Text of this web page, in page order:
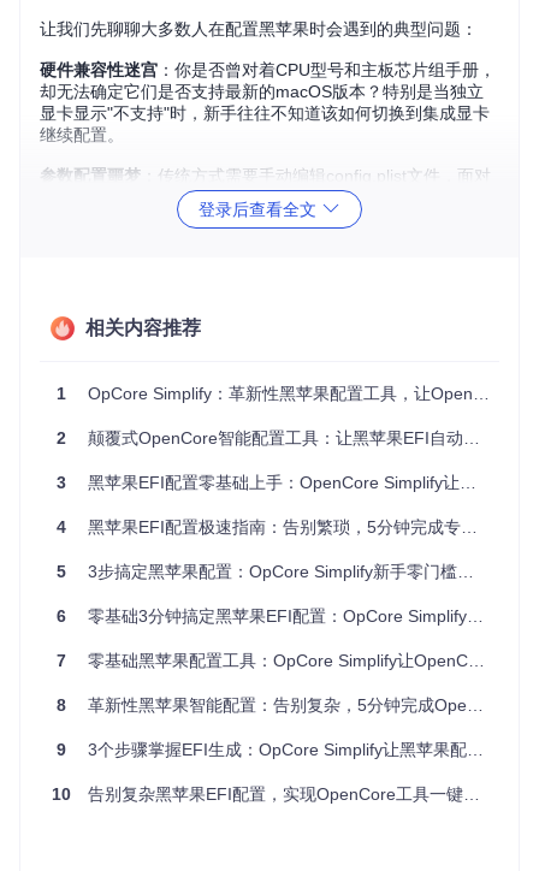
让我们先聊聊大多数人在配置黑苹果时会遇到的典型问题：
硬件兼容性迷宫 ：你是否曾对着CPU型号和主板芯片组手册，
却无法确定它们是否支持最新的macOS版本？特别是当独立
显卡显示"不支持"时，新手往往不知道该如何切换到集成显卡
继续配置。
参数配置噩梦 ：传统方式需要手动编辑config.plist文件，面对
数百个参数项，即使是资深用户也难免出错。一个错误的ACPI
补丁设置，就可能导致系统卡在启动界面。
匹配。
间反复调试仍无法获得稳定系统。
二、方案解析：4步完成黑苹果EFI自动化生成
OpCore Simplify将复杂的OpenCore配置流程拆解为四个清晰
控且可预测。
2.1 生成硬件报告：3步完成硬件适配检测
配置黑苹果的第一步是让系统了解你的硬件情况。OpCore Si
mplify提供了简单的硬件报告生成功能：
✓操作流程：
点击"Export Hardware Report"按钮生成报告
确认报告生成成功（绿色对勾提示）
登录后查看全文
相关内容推荐
1 OpCore Simplify：革新性黑苹果配置工具，让OpenCore EFI创建智能化与轻松化
2 颠覆式OpenCore智能配置工具：让黑苹果EFI自动生成不再是难题
3 黑苹果EFI配置零基础上手：OpenCore Simplify让复杂变得简单
4 黑苹果EFI配置极速指南：告别繁琐，5分钟完成专业级配置
5 3步搞定黑苹果配置：OpCore Simplify新手零门槛教程
6 零基础3分钟搞定黑苹果EFI配置：OpCore Simplify新手入门指南
7 零基础黑苹果配置工具：OpCore Simplify让OpenCore安装像搭积木一样简单
8 革新性黑苹果智能配置：告别复杂，5分钟完成OpenCore自动配置
9 3个步骤掌握EFI生成：OpCore Simplify让黑苹果配置不再复杂
10 告别复杂黑苹果EFI配置，实现OpenCore工具一键自动化部署